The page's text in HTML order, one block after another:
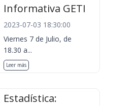
Informativa GETI
2023-07-03 18:30:00
Viernes 7 de Julio, de
18.30 a...
Leer más
Estadística: